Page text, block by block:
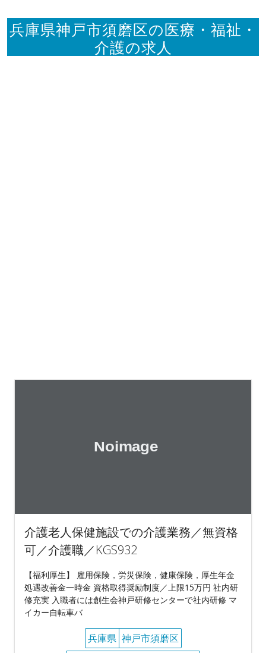
兵庫県神戸市須磨区の医療・福祉・
介護の求人
介護老人保健施設での介護業務／無資格
可／介護職／KGS932
【福利厚生】 雇用保険，労災保険，健康保険，厚生年金
処遇改善金一時金 資格取得奨励制度／上限15万円 社内研
修充実 入職者には創生会神戸研修センターで社内研修 マ
イカー自転車バ
兵庫県 神戸市須磨区